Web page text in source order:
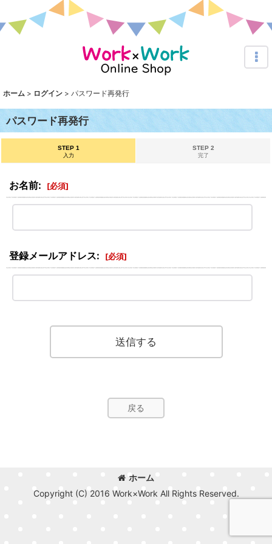
ホーム > ログイン > パスワード再発行
パスワード再発行
STEP 1
入力
STEP 2
完了
お名前: [必須]
登録メールアドレス: [必須]
送信する
戻る
ホーム
Copyright (C) 2016 Work×Work All Rights Reserved.